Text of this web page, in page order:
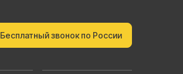
Бесплатный звонок по России